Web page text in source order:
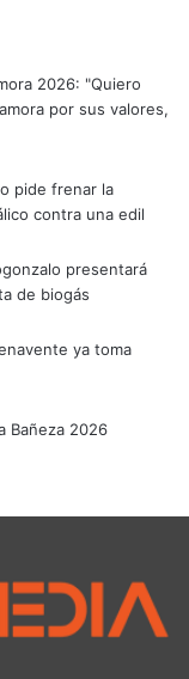
2026: "Quiero
por sus valores,
pide frenar la
contra una edil
presentará
de biogás
ya toma
Bañeza 2026